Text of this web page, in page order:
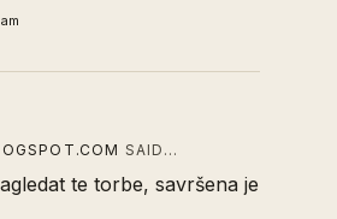
SAID…
te torbe, savršena je